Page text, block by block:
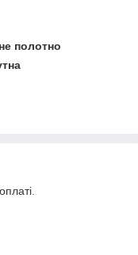
полотно